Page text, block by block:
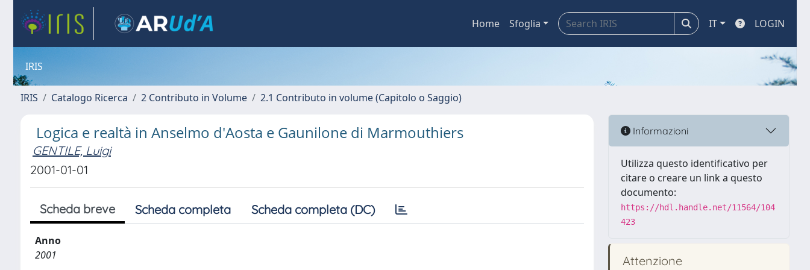
Home Sfoglia IT LOGIN
IRIS
IRIS Catalogo Ricerca 2 Contributo in Volume 2.1 Contributo in volume (Capitolo o Saggio)
Logica e realtà in Anselmo d'Aosta e Gaunilone di Marmouthiers
GENTILE, Luigi
2001-01-01
Scheda breve Scheda completa Scheda completa (DC)
Anno
2001
Informazioni
Utilizza questo identificativo per
citare o creare un link a questo
documento:
https://hdl.handle.net/11564/104
423
Attenzione